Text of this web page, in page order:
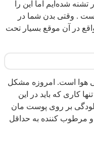
شده‌ایم اما این را
. وقتی بدن شما در
در آن موقع بسیار تحت
هوا است. امروزه مشکل
کاری که باید در این
بر روی پوست‌ مان
و مرطوب‌ کننده به حداقل